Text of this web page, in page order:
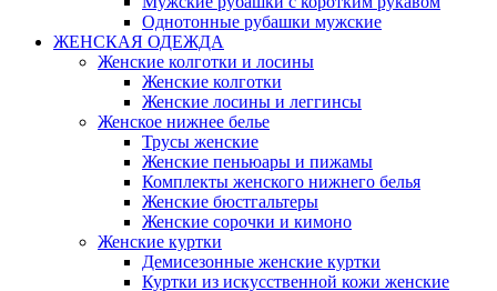
Однотонные рубашки мужские
ЖЕНСКАЯ ОДЕЖДА
Женские колготки и лосины
Женские колготки
Женские лосины и леггинсы
Женское нижнее белье
Трусы женские
Женские пеньюары и пижамы
Комплекты женского нижнего белья
Женские бюстгальтеры
Женские сорочки и кимоно
Женские куртки
Демисезонные женские куртки
Куртки из искусственной кожи женские